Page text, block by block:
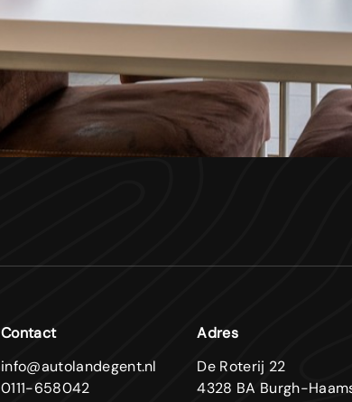
Contact
info@autolandegent.nl
0111-658042
Adres
De Roterij 22
4328 BA Burgh-